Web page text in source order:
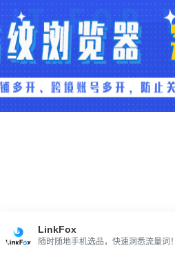
LinkFox
随时随地手机选品，快速洞悉流量词！